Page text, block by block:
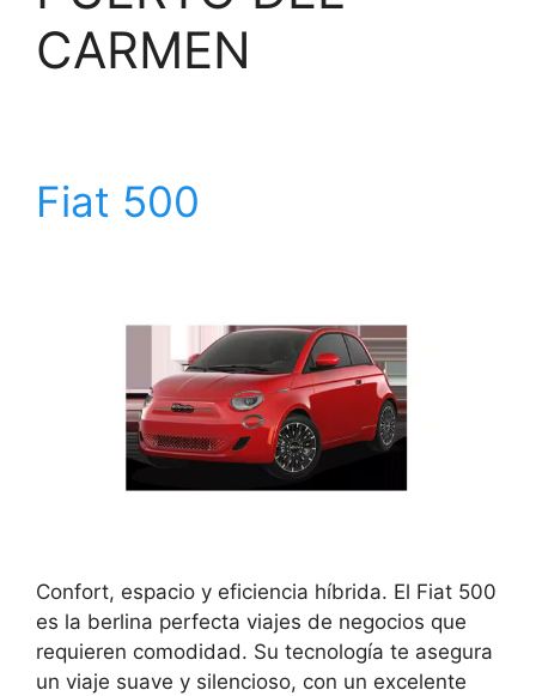
CARMEN
Fiat 500
Confort, espacio y eficiencia híbrida. El Fiat 500
es la berlina perfecta viajes de negocios que
requieren comodidad. Su tecnología te asegura
un viaje suave y silencioso, con un excelente